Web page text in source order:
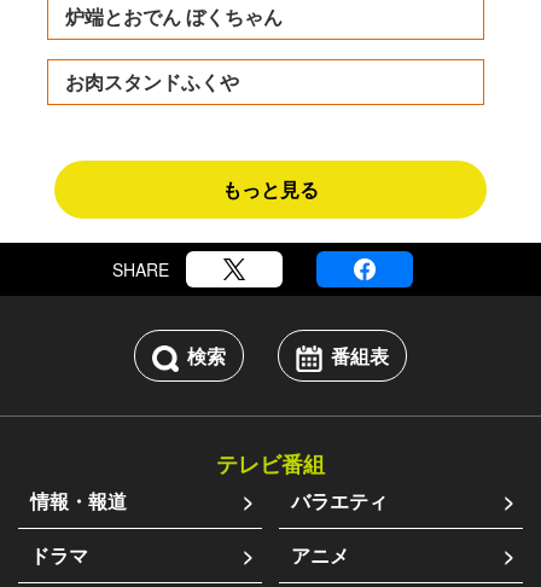
炉端とおでん ぼくちゃん
お肉スタンドふくや
もっと見る
SHARE
検索 番組表
テレビ番組
情報・報道
バラエティ
ドラマ
アニメ